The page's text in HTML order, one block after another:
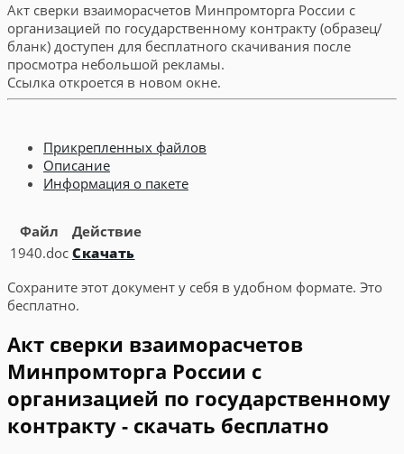
Акт сверки взаиморасчетов Минпромторга России с
организацией по государственному контракту (образец/
бланк) доступен для бесплатного скачивания после
просмотра небольшой рекламы.
Ссылка откроется в новом окне.
Прикрепленных файлов
Описание
Информация о пакете
Файл
Действие
1940.doc Скачать
Сохраните этот документ у себя в удобном формате. Это
бесплатно.
Акт сверки взаиморасчетов
Минпромторга России с
организацией по государственному
контракту - скачать бесплатно